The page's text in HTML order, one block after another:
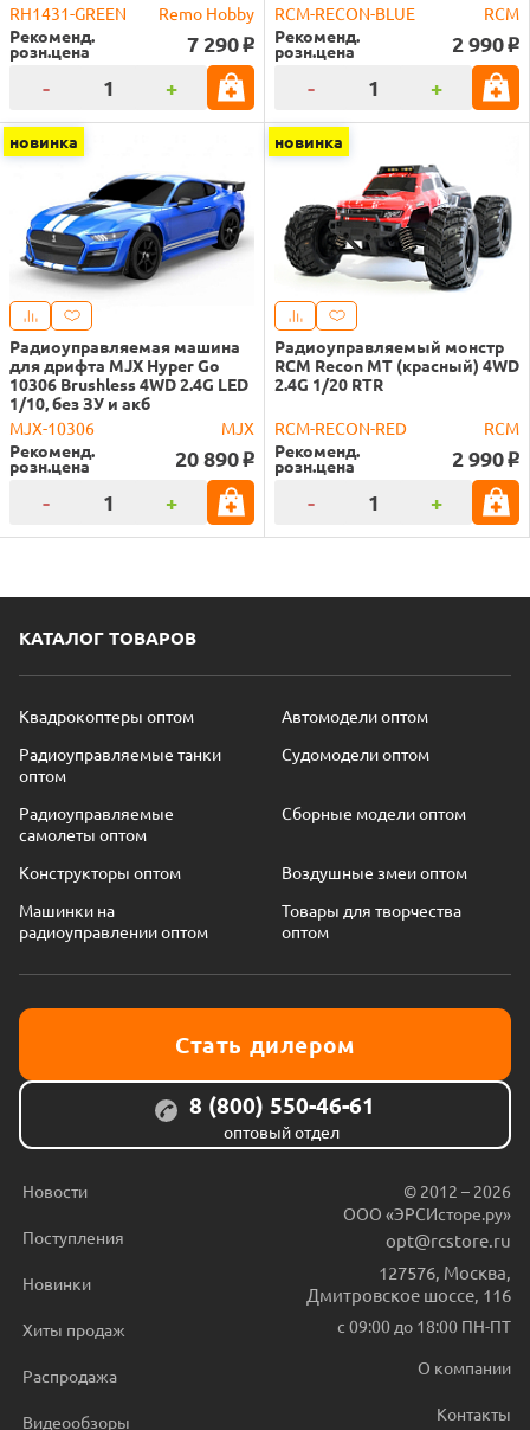
RH1431-GREEN
Remo Hobby
Рекоменд.
розн.цена 7 290 o
- +
RCM-RECON-BLUE
RCM
Рекоменд.
розн.цена 2 990 o
- +
новинка
Радиоуправляемая машина
для дрифта MJX Hyper Go
10306 Brushless 4WD 2.4G LED
1/10, без ЗУ и акб
MJX-10306
MJX
Рекоменд.
розн.цена 20 890 o
- +
новинка
Радиоуправляемый монстр
RCM Recon MT (красный) 4WD
2.4G 1/20 RTR
RCM-RECON-RED
RCM
Рекоменд.
розн.цена 2 990 o
- +
КАТАЛОГ ТОВАРОВ
Квадрокоптеры оптом
Автомодели оптом
Радиоуправляемые танки
оптом
Судомодели оптом
Радиоуправляемые
самолеты оптом
Сборные модели оптом
Конструкторы оптом
Воздушные змеи оптом
Машинки на
радиоуправлении оптом
Товары для творчества
оптом
Стать дилером
8 (800) 550-46-61
оптовый отдел
Новости
Поступления
Новинки
Хиты продаж
Распродажа
Видеообзоры
© 2012 – 2026
ООО «ЭРСИсторе.ру»
opt@rcstore.ru
127576, Москва,
Дмитровское шоссе, 116
с 09:00 до 18:00 ПН-ПТ
О компании
Контакты